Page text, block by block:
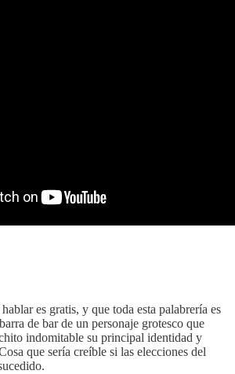
es gratis, y que toda esta palabrería es
de bar de un personaje grotesco que
indomitable su principal identidad y
que sería creíble si las elecciones del